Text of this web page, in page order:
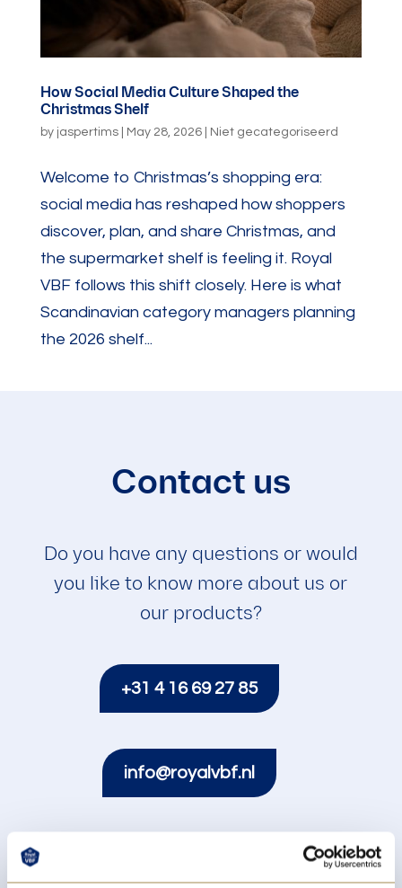
How Social Media Culture Shaped the
Christmas Shelf
by jaspertims| May 28, 2026| Niet gecategoriseerd
Welcome to Christmas’s shopping era:
social media has reshaped how shoppers
discover, plan, and share Christmas, and
the supermarket shelf is feeling it. Royal
VBF follows this shift closely. Here is what
Scandinavian category managers planning
the 2026 shelf...
Contact us
Do you have any questions or would
you like to know more about us or
our products?
+31 4 16 69 27 85
info@royalvbf.nl